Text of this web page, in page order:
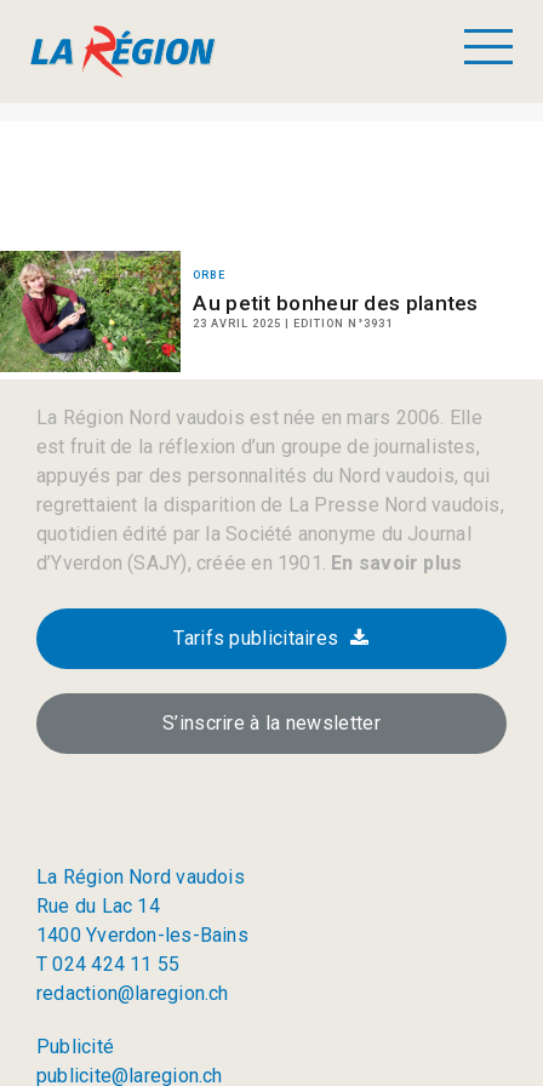
ORBE
Au petit bonheur des plantes
23 AVRIL 2025 | EDITION N°3931
La Région Nord vaudois est née en mars 2006. Elle
est fruit de la réflexion d’un groupe de journalistes,
appuyés par des personnalités du Nord vaudois, qui
regrettaient la disparition de La Presse Nord vaudois,
quotidien édité par la Société anonyme du Journal
d’Yverdon (SAJY), créée en 1901. En savoir plus
Tarifs publicitaires
S’inscrire à la newsletter
La Région Nord vaudois
Rue du Lac 14
1400 Yverdon-les-Bains
T 024 424 11 55
redaction@laregion.ch
Publicité
publicite@laregion.ch